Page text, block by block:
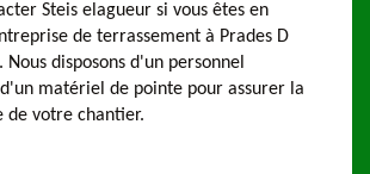
Steis elagueur si vous êtes en
de terrassement à Prades D
Nous disposons d'un personnel
matériel de pointe pour assurer la
de votre chantier.